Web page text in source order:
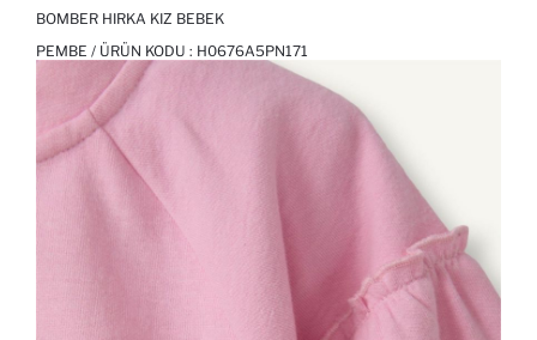
BOMBER HIRKA KIZ BEBEK
PEMBE / ÜRÜN KODU : H0676A5PN171